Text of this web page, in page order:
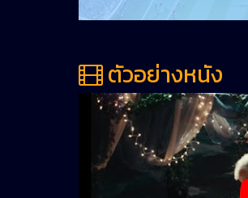
ตัวอย่างหนัง